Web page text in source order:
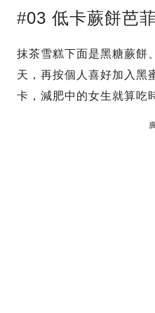
#03 低卡蕨餅芭菲
抹茶雪糕下面是黑糖蕨餅
天，再按個人喜好加入黑
卡，減肥中的女生就算吃